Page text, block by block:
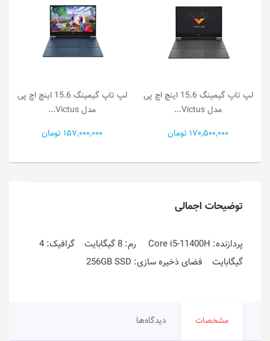
لپ تاپ گیمینگ 15.6 اینچ اچ پی
مدل Victus...
170,500,000 تومان
لپ تاپ گیمینگ 15.6 اینچ اچ پی
مدل Victus...
157,000,000 تومان
توضیحات اجمالی
پردازنده: Core i5-11400H رم: 8 گیگابایت گرافیک: 4
گیگابایت فضای ذخیره سازی: 256GB SSD
مشخصات دیدگاه‌ها